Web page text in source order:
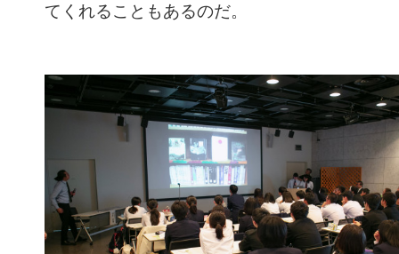
てくれることもあるのだ。